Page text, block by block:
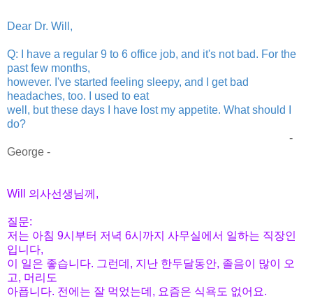
Dear Dr. Will,
Q: I have a regular 9 to 6 office job, and it's not bad. For the
past few months,
however. I've started feeling sleepy, and I get bad
headaches, too. I used to eat
well, but these days I have lost my appetite. What should I
do?
-
George -
Will 의사선생님께,
질문:
저는 아침 9시부터 저녁 6시까지 사무실에서 일하는 직장인
입니다,
이 일은 좋습니다. 그런데, 지난 한두달동안, 졸음이 많이 오
고, 머리도
아픕니다. 전에는 잘 먹었는데, 요즘은 식욕도 없어요.